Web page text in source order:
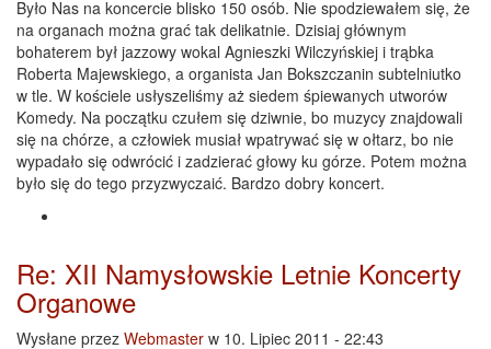
Było Nas na koncercie blisko 150 osób. Nie spodziewałem się, że
na organach można grać tak delikatnie. Dzisiaj głównym
bohaterem był jazzowy wokal Agnieszki Wilczyńskiej i trąbka
Roberta Majewskiego, a organista Jan Bokszczanin subtelniutko
w tle. W kościele usłyszeliśmy aż siedem śpiewanych utworów
Komedy. Na początku czułem się dziwnie, bo muzycy znajdowali
się na chórze, a człowiek musiał wpatrywać się w ołtarz, bo nie
wypadało się odwrócić i zadzierać głowy ku górze. Potem można
było się do tego przyzwyczaić. Bardzo dobry koncert.
Re: XII Namysłowskie Letnie Koncerty
Organowe
Wysłane przez Webmaster w 10. Lipiec 2011 - 22:43